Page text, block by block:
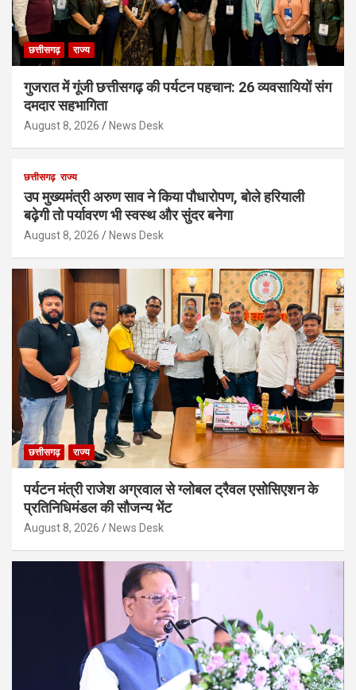
छत्तीसगढ़ राज्य
गुजरात में गूंजी छत्तीसगढ़ की पर्यटन पहचान: 26 व्यवसायियों संग
दमदार सहभागिता
August 8, 2026 News Desk
छत्तीसगढ़ राज्य
उप मुख्यमंत्री अरुण साव ने किया पौधारोपण, बोले हरियाली
बढ़ेगी तो पर्यावरण भी स्वस्थ और सुंदर बनेगा
August 8, 2026 News Desk
छत्तीसगढ़ राज्य
पर्यटन मंत्री राजेश अग्रवाल से ग्लोबल ट्रैवल एसोसिएशन के
प्रतिनिधिमंडल की सौजन्य भेंट
August 8, 2026 News Desk